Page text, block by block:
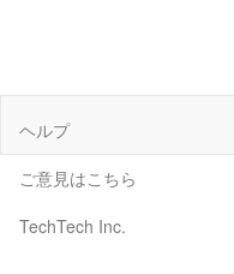
ヘルプ
ご意見はこちら
TechTech Inc.